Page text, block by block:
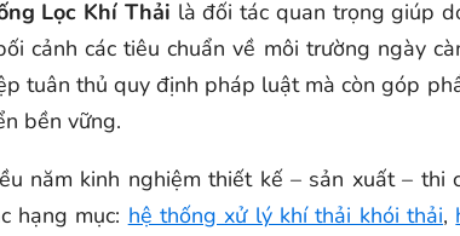
Lọc Khí Thải là đối tác quan trọng giúp
cảnh các tiêu chuẩn về môi trường ngày
tuân thủ quy định pháp luật mà còn góp
bền vững.
năm kinh nghiệm thiết kế – sản xuất – thi
hạng mục: hệ thống xử lý khí thải khói thải,